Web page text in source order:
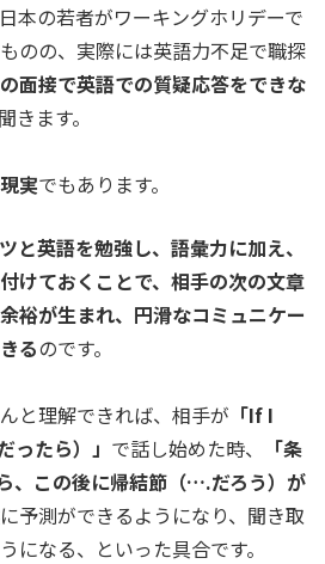
本の若者がワーキングホリデーで
のの、実際には英語力不足で職探
面接で英語での質疑応答をできな
きます。
実でもあります。
と英語を勉強し、語彙力に加え、
けておくことで、相手の次の文章
裕が生まれ、円滑なコミュニケー
るのです。
と理解できれば、相手が 「If I
たら）」 で話し始めた時、
「条
、この後に帰結節（….だろう）が
予測ができるようになり、聞き取
になる、といった具合です。